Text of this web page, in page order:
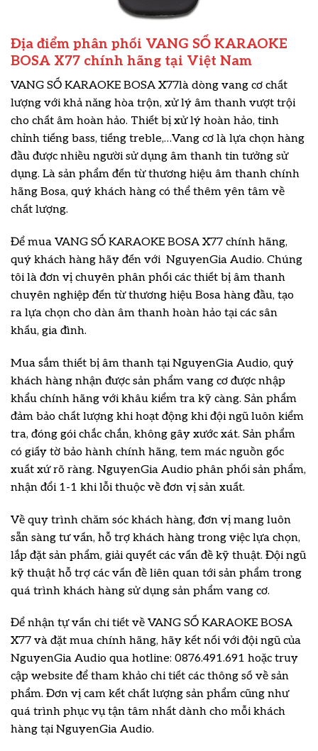
Địa điểm phân phối VANG SỐ KARAOKE
BOSA X77 chính hãng tại Việt Nam
VANG SỐ KARAOKE BOSA X77là dòng vang cơ chất
lượng với khả năng hòa trộn, xử lý âm thanh vượt trội
cho chất âm hoàn hảo. Thiết bị xử lý hoàn hảo, tinh
chỉnh tiếng bass, tiếng treble,…Vang cơ là lựa chọn hàng
đầu được nhiều người sử dụng âm thanh tin tưởng sử
dụng. Là sản phẩm đến từ thương hiệu âm thanh chính
hãng Bosa, quý khách hàng có thể thêm yên tâm về
chất lượng.
Để mua VANG SỐ KARAOKE BOSA X77 chính hãng,
quý khách hàng hãy đến với NguyenGia Audio. Chúng
tôi là đơn vị chuyên phân phối các thiết bị âm thanh
chuyên nghiệp đến từ thương hiệu Bosa hàng đầu, tạo
ra lựa chọn cho dàn âm thanh hoàn hảo tại các sân
khấu, gia đình.
Mua sắm thiết bị âm thanh tại NguyenGia Audio, quý
khách hàng nhận được sản phẩm vang cơ được nhập
khẩu chính hãng với khâu kiểm tra kỹ càng. Sản phẩm
đảm bảo chất lượng khi hoạt động khi đội ngũ luôn kiểm
tra, đóng gói chắc chắn, không gây xước xát. Sản phẩm
có giấy tờ bảo hành chính hãng, tem mác nguồn gốc
xuất xứ rõ ràng. NguyenGia Audio phân phối sản phẩm,
nhận đổi 1-1 khi lỗi thuộc về đơn vị sản xuất.
Về quy trình chăm sóc khách hàng, đơn vị mang luôn
sẵn sàng tư vấn, hỗ trợ khách hàng trong việc lựa chọn,
lắp đặt sản phẩm, giải quyết các vấn đề kỹ thuật. Đội ngũ
kỹ thuật hỗ trợ các vấn đề liên quan tới sản phẩm trong
quá trình khách hàng sử dụng sản phẩm vang cơ.
Để nhận tự vấn chi tiết về VANG SỐ KARAOKE BOSA
X77 và đặt mua chính hãng, hãy kết nối với đội ngũ của
NguyenGia Audio qua hotline: 0876.491.691 hoặc truy
cập website để tham khảo chi tiết các thông số về sản
phẩm. Đơn vị cam kết chất lượng sản phẩm cũng như
quá trình phục vụ tận tâm nhất dành cho mỗi khách
hàng tại NguyenGia Audio.